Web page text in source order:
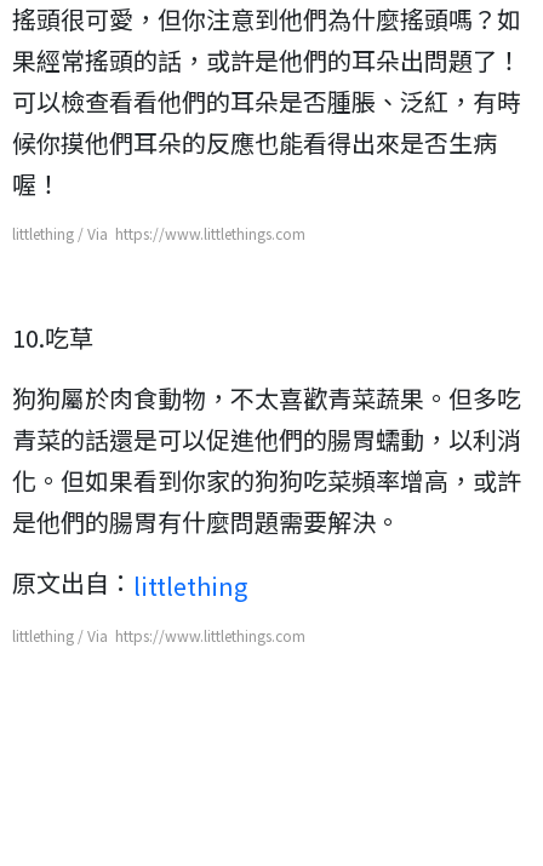
搖頭很可愛，但你注意到他們為什麼搖頭嗎？如
果經常搖頭的話，或許是他們的耳朵出問題了！
可以檢查看看他們的耳朵是否腫脹、泛紅，有時
候你摸他們耳朵的反應也能看得出來是否生病
喔！
littlething / Via https://www.littlethings.com
10.吃草
狗狗屬於肉食動物，不太喜歡青菜蔬果。但多吃
青菜的話還是可以促進他們的腸胃蠕動，以利消
化。但如果看到你家的狗狗吃菜頻率增高，或許
是他們的腸胃有什麼問題需要解決。
原文出自： littlething
littlething / Via https://www.littlethings.com